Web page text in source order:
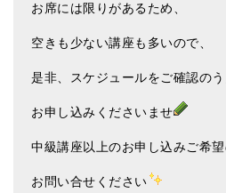
お席には限りがあるため、
空きも少ない講座も多いので、
是非、スケジュールをご確認の
お申し込みくださいませ
中級講座以上のお申し込みご希望
お問い合せください